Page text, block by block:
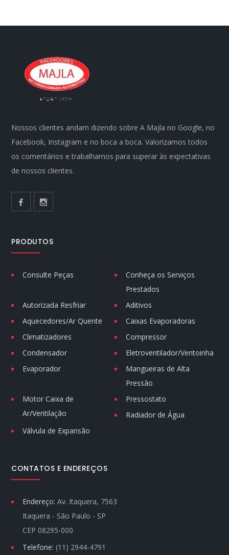
Nossos clientes andam dizendo sobre A Majla no Google, no
Facebook, Instagram e no boca a boca. Valorizamos todos
os comentários e trabalhamos para superar às expectativas
de nossos clientes.
PRODUTOS
Consulte Peças
Conheça os Serviços
Prestados
Autorizada Resfriar
Aditivos
Aquecedores/Ar Quente
Caixas Evaporadoras
Climatizadores
Compressor
Condensador
Eletroventilador/Ventoinha
Evaporador
Mangueiras de Alta
Pressão
Motor Caixa de
Ar/Ventilação
Pressostato
Radiador de Água
Válvula de Expansão
CONTATOS E ENDEREÇOS
Endereço: Av. Itaquera, 7563
Itaquera - São Paulo - SP
CEP 08295-000
Telefone: (11) 2944-4791